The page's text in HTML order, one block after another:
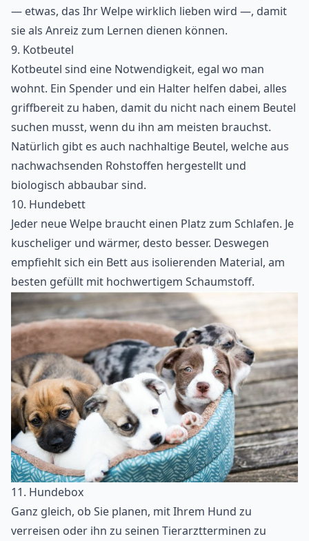
— etwas, das Ihr Welpe wirklich lieben wird —, damit
sie als Anreiz zum Lernen dienen können.
9. Kotbeutel
Kotbeutel sind eine Notwendigkeit, egal wo man
wohnt. Ein Spender und ein Halter helfen dabei, alles
griffbereit zu haben, damit du nicht nach einem Beutel
suchen musst, wenn du ihn am meisten brauchst.
Natürlich gibt es auch nachhaltige Beutel, welche aus
nachwachsenden Rohstoffen hergestellt und
biologisch abbaubar sind.
10. Hundebett
Jeder neue Welpe braucht einen Platz zum Schlafen. Je
kuscheliger und wärmer, desto besser. Deswegen
empfiehlt sich ein Bett aus isolierenden Material, am
besten gefüllt mit hochwertigem Schaumstoff.
11. Hundebox
Ganz gleich, ob Sie planen, mit Ihrem Hund zu
verreisen oder ihn zu seinen Tierarztterminen zu